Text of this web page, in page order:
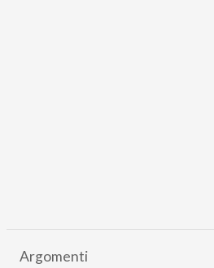
Argomenti